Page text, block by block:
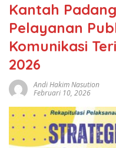
Kantah
Pelayanan
Komunikasi
2026
Andi Hakim Nasution
Februari 10, 2026